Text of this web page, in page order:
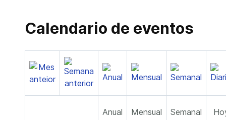
Calendario de eventos
Anual Mensual Semanal